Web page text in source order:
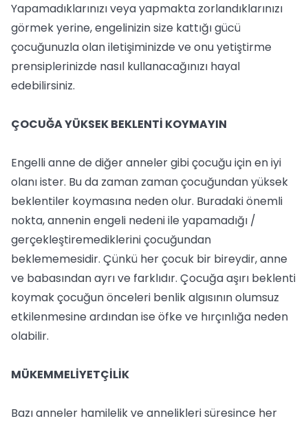
Yapamadıklarınızı veya yapmakta zorlandıklarınızı
görmek yerine, engelinizin size kattığı gücü
çocuğunuzla olan iletişiminizde ve onu yetiştirme
prensiplerinizde nasıl kullanacağınızı hayal
edebilirsiniz.
ÇOCUĞA YÜKSEK BEKLENTİ KOYMAYIN
Engelli anne de diğer anneler gibi çocuğu için en iyi
olanı ister. Bu da zaman zaman çocuğundan yüksek
beklentiler koymasına neden olur. Buradaki önemli
nokta, annenin engeli nedeni ile yapamadığı /
gerçekleştiremediklerini çocuğundan
beklememesidir. Çünkü her çocuk bir bireydir, anne
ve babasından ayrı ve farklıdır. Çocuğa aşırı beklenti
koymak çocuğun önceleri benlik algısının olumsuz
etkilenmesine ardından ise öfke ve hırçınlığa neden
olabilir.
MÜKEMMELİYETÇİLİK
Bazı anneler hamilelik ve annelikleri süresince her